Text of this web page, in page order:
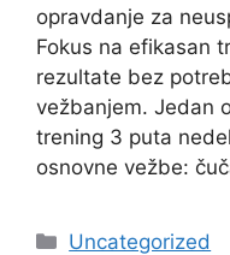
opravdanje za
Fokus na efikasan
rezultate bez
vežbanjem. Jedan
trening 3 puta
osnovne vežbe:
Categories
Uncategorized